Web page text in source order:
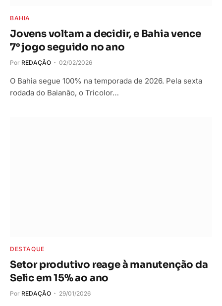
BAHIA
Jovens voltam a decidir, e Bahia vence
7° jogo seguido no ano
Por REDAÇÃO 02/02/2026
O Bahia segue 100% na temporada de 2026. Pela sexta
rodada do Baianão, o Tricolor…
DESTAQUE
Setor produtivo reage à manutenção da
Selic em 15% ao ano
Por REDAÇÃO 29/01/2026